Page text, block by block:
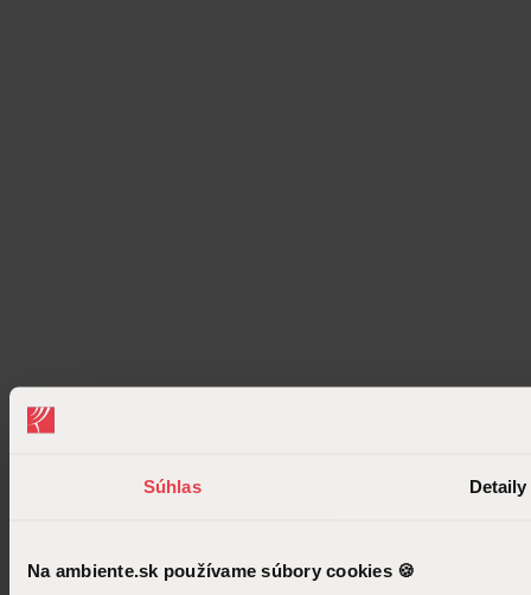
Súhlas Detaily
Na ambiente.sk používame súbory cookies 🍪
E-shop
V e-shope nájdete dekorácie a produkty z nášho showroomu.